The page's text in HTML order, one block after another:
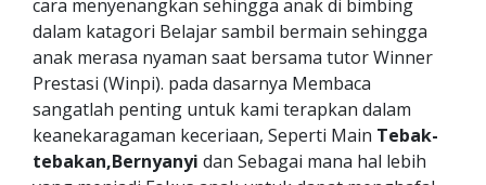
cara menyenangkan sehingga anak di bimbing
dalam katagori Belajar sambil bermain sehingga
anak merasa nyaman saat bersama tutor Winner
Prestasi (Winpi). pada dasarnya Membaca
sangatlah penting untuk kami terapkan dalam
keanekaragaman keceriaan, Seperti Main Tebak-
tebakan,Bernyanyi dan Sebagai mana hal lebih